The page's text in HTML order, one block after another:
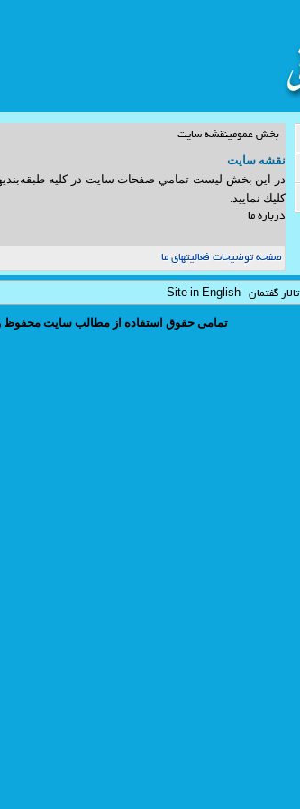
بخش عمومينقشه سايت
نقشه سايت
در اين بخش ليست تمامي صفحات سايت در كليه
كليك نماييد.
درباره ما
صفحه توضيحات فعاليتهاي ما
تالار گفتمان Site in English
تمامی حقوق استفاده از مطالب سایت محفوظ